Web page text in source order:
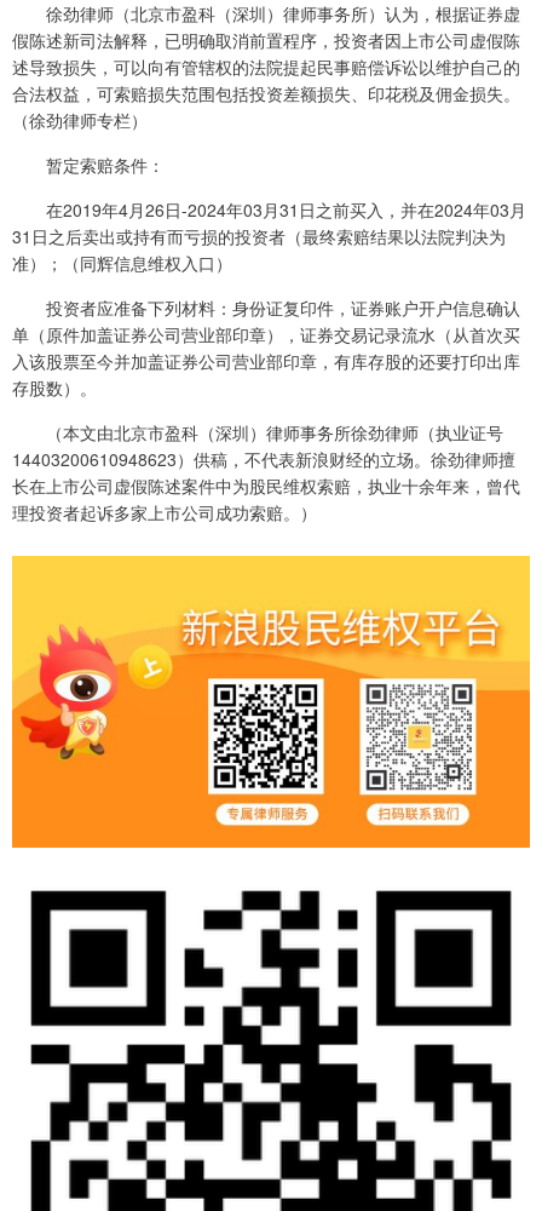
徐劲律师（北京市盈科（深圳）律师事务所）认为，根据证券虚
假陈述新司法解释，已明确取消前置程序，投资者因上市公司虚假陈
述导致损失，可以向有管辖权的法院提起民事赔偿诉讼以维护自己的
合法权益，可索赔损失范围包括投资差额损失、印花税及佣金损失。
（徐劲律师专栏）
暂定索赔条件：
在2019年4月26日-2024年03月31日之前买入，并在2024年03月
31日之后卖出或持有而亏损的投资者（最终索赔结果以法院判决为
准）；（同辉信息维权入口）
投资者应准备下列材料：身份证复印件，证券账户开户信息确认
单（原件加盖证券公司营业部印章），证券交易记录流水（从首次买
入该股票至今并加盖证券公司营业部印章，有库存股的还要打印出库
存股数）。
（本文由北京市盈科（深圳）律师事务所徐劲律师（执业证号
14403200610948623）供稿，不代表新浪财经的立场。徐劲律师擅
长在上市公司虚假陈述案件中为股民维权索赔，执业十余年来，曾代
理投资者起诉多家上市公司成功索赔。）